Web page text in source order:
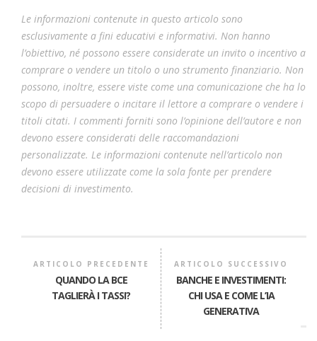
Le informazioni contenute in questo articolo sono
esclusivamente a fini educativi e informativi. Non hanno
l’obiettivo, né possono essere considerate un invito o incentivo a
comprare o vendere un titolo o uno strumento finanziario. Non
possono, inoltre, essere viste come una comunicazione che ha lo
scopo di persuadere o incitare il lettore a comprare o vendere i
titoli citati. I commenti forniti sono l’opinione dell’autore e non
devono essere considerati delle raccomandazioni
personalizzate. Le informazioni contenute nell’articolo non
devono essere utilizzate come la sola fonte per prendere
decisioni di investimento.
ARTICOLO PRECEDENTE
QUANDO LA BCE
TAGLIERÀ I TASSI?
ARTICOLO SUCCESSIVO
BANCHE E INVESTIMENTI:
CHI USA E COME L’IA
GENERATIVA